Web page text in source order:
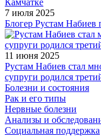
7 июля 2025
Блогер Рустам Набиев
11 июня 2025
Рустам Набиев стал
супруги родился
Болезни и состояния
Рак и его типы
Нервные болезни
Анализы и
Социальная поддержка